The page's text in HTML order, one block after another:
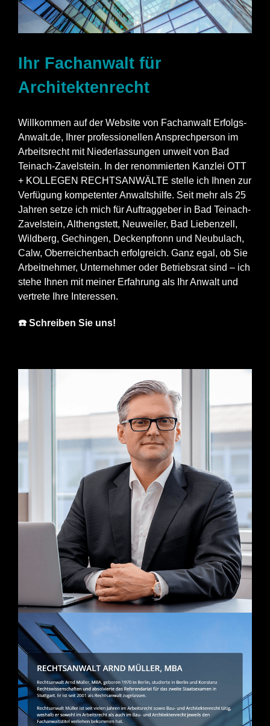
Ihr Fachanwalt für
Architektenrecht
Willkommen auf der Website von Fachanwalt Erfolgs-
Anwalt.de, Ihrer professionellen Ansprechperson im
Arbeitsrecht mit Niederlassungen unweit von Bad
Teinach-Zavelstein. In der renommierten Kanzlei OTT
+ KOLLEGEN RECHTSANWÄLTE stelle ich Ihnen zur
Verfügung kompetenter Anwaltshilfe. Seit mehr als 25
Jahren setze ich mich für Auftraggeber in Bad Teinach-
Zavelstein, Althengstett, Neuweiler, Bad Liebenzell,
Wildberg, Gechingen, Deckenpfronn und Neubulach,
Calw, Oberreichenbach erfolgreich. Ganz egal, ob Sie
Arbeitnehmer, Unternehmer oder Betriebsrat sind – ich
stehe Ihnen mit meiner Erfahrung als Ihr Anwalt und
vertrete Ihre Interessen.
☎️ Schreiben Sie uns!